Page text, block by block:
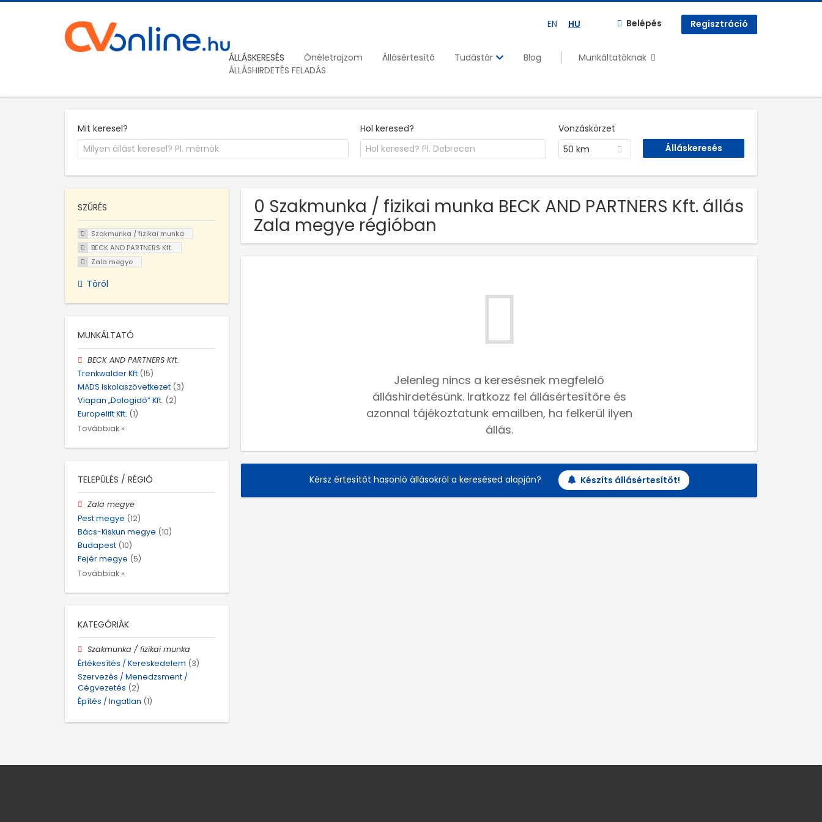
EN HU Belépés Regisztráció
ÁLLÁSKERESÉS Önéletrajzom Állásértesítő Tudástár Blog
Munkáltatóknak
ÁLLÁSHIRDETÉS FELADÁS
Mit keresel? Hol keresed?
Vonzáskörzet
50 km
0 Szakmunka / fizikai munka BECK AND PARTNERS Kft. állás
Zala megye régióban
Jelenleg nincs a keresésnek megfelelő
álláshirdetésünk. Iratkozz fel állásértesítőre és
azonnal tájékoztatunk emailben, ha felkerül ilyen
állás.
Kérsz értesítőt hasonló állásokról a keresésed alapján? Készíts állásértesítőt!
SZŰRÉS
Szakmunka / fizikai munka
BECK AND PARTNERS Kft.
Zala megye
Töröl
MUNKÁLTATÓ
BECK AND PARTNERS Kft.
Trenkwalder Kft (15)
MADS Iskolaszövetkezet (3)
Viapan „Dologidő” Kft. (2)
Europelift Kft. (1)
Továbbiak »
TELEPÜLÉS / RÉGIÓ
Zala megye
Pest megye (12)
Bács-Kiskun megye (10)
Budapest (10)
Fejér megye (5)
Továbbiak »
KATEGÓRIÁK
Szakmunka / fizikai munka
Értékesítés / Kereskedelem (3)
Szervezés / Menedzsment /
Cégvezetés (2)
Építés / Ingatlan (1)